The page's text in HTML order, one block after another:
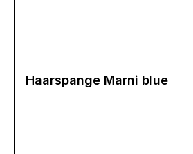
Haarspange Marni blue